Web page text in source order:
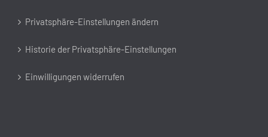
Privatsphäre-Einstellungen ändern
Historie der Privatsphäre-Einstellungen
Einwilligungen widerrufen